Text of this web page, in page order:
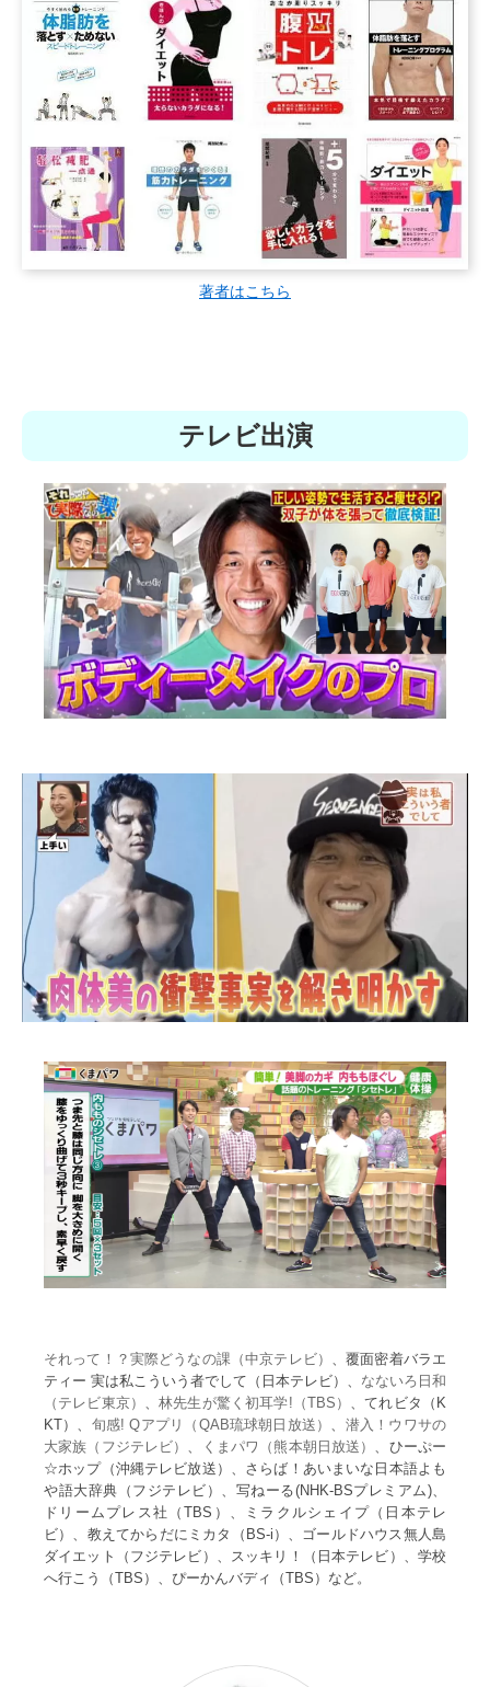
著者はこちら
テレビ出演
それって！？実際どうなの課（中京テレビ）
、覆面密着バラエ
ティー 実は私こういう者でして（日本テレビ）、 なないろ日和
（テレビ東京）
、林先生が驚く初耳学!（TBS）
、てれビタ（K
KT）、 旬感! Qアプリ（QAB琉球朝日放送）
潜入！ウワサの
大家族（フジテレビ）
くまパワ（熊本朝日放送）
、ひーぷー
☆ホップ（沖縄テレビ放送）、さらば！あいまいな日本語よも
や語大辞典（フジテレビ）、写ねーる(NHK-BSプレミアム)、
ドリームプレス社（TBS）、ミラクルシェイプ（日本テレ
ビ）、教えてからだにミカタ（BS-i）、ゴールドハウス無人島
ダイエット（フジテレビ）、スッキリ！（日本テレビ）、学校
へ行こう（TBS）、ぴーかんバディ（TBS）など。